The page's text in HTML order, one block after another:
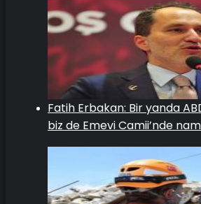
Fatih Erbakan: Bir yanda
biz de Emevi Camii’nde